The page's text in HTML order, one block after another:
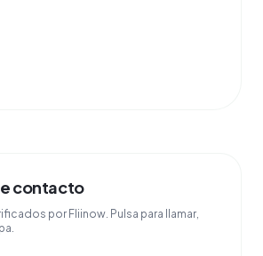
contacto
por Fliinow. Pulsa para llamar,